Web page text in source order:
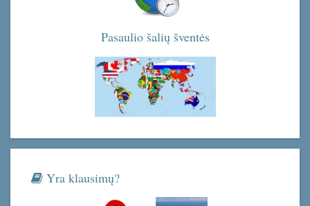
Pasaulio šalių šventės
Yra klausimų?